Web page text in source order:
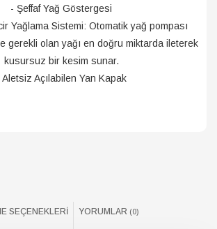
- Şeffaf Yağ Göstergesi
Yağlama Sistemi: Otomatik yağ pompası
gerekli olan yağı en doğru miktarda ileterek
kusursuz bir kesim sunar.
Aletsiz Açılabilen Yan Kapak
SEÇENEKLERI YORUMLAR (0)